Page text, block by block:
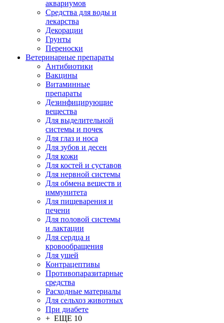
аквариумов
Средства для воды и
лекарства
Декорации
Грунты
Переноски
Ветеринарные препараты
Антибиотики
Вакцины
Витаминные
препараты
Дезинфицирующие
вещества
Для выделительной
системы и почек
Для глаз и носа
Для зубов и десен
Для кожи
Для костей и суставов
Для нервной системы
Для обмена веществ и
иммунитета
Для пищеварения и
печени
Для половой системы
и лактации
Для сердца и
кровообращения
Для ушей
Контрацептивы
Противопаразитарные
средства
Расходные материалы
Для сельхоз животных
При диабете
+ ЕЩЕ 10